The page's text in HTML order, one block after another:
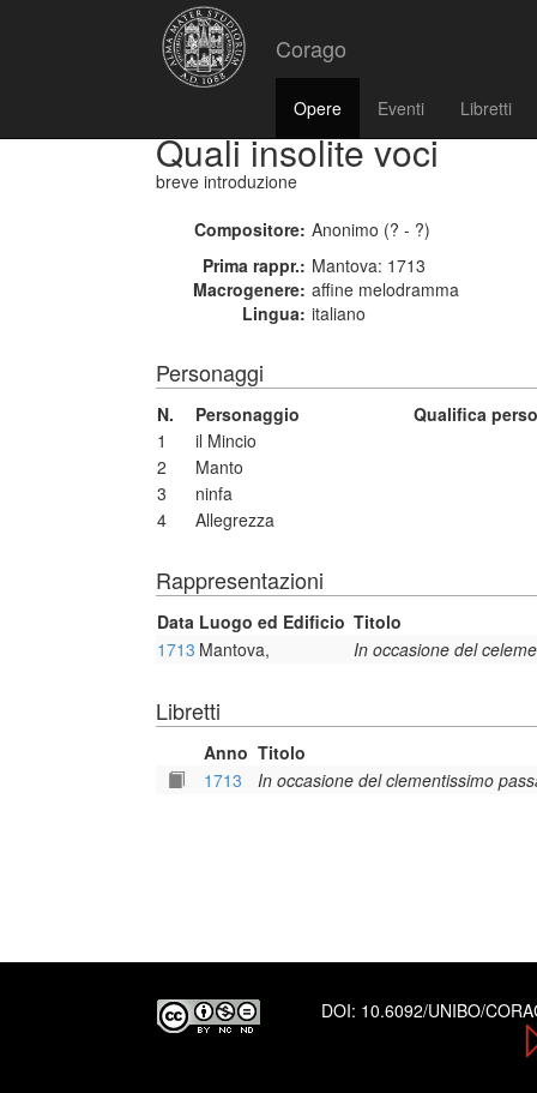
Corago
Opere Eventi Libretti
Quali insolite voci
breve introduzione
Compositore: Anonimo (? - ?)
Prima rappr.: Mantova: 1713
Macrogenere: affine melodramma
Lingua: italiano
Personaggi
N. Personaggio
Qualifica
1
il Mincio
2
Manto
3
ninfa
4
Allegrezza
Rappresentazioni
Data Luogo ed Edificio Titolo
1713 Mantova, In occasione del
Libretti
Anno Titolo
1713
In occasione del clementissimo
DOI: 10.6092/UNIBO/